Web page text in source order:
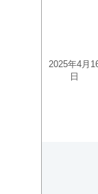
2025年4月
日